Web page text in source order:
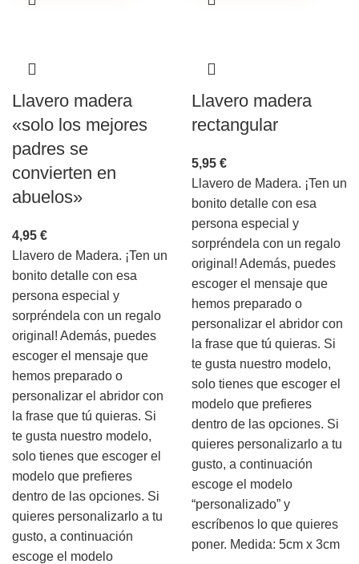
Llavero madera
«solo los mejores
padres se
convierten en
abuelos»
4,95 €
Llavero de Madera. ¡Ten un
bonito detalle con esa
persona especial y
sorpréndela con un regalo
original! Además, puedes
escoger el mensaje que
hemos preparado o
personalizar el abridor con
la frase que tú quieras. Si
te gusta nuestro modelo,
solo tienes que escoger el
modelo que prefieres
dentro de las opciones. Si
quieres personalizarlo a tu
gusto, a continuación
escoge el modelo
Llavero madera
rectangular
5,95 €
Llavero de Madera. ¡Ten un
bonito detalle con esa
persona especial y
sorpréndela con un regalo
original! Además, puedes
escoger el mensaje que
hemos preparado o
personalizar el abridor con
la frase que tú quieras. Si
te gusta nuestro modelo,
solo tienes que escoger el
modelo que prefieres
dentro de las opciones. Si
quieres personalizarlo a tu
gusto, a continuación
escoge el modelo
“personalizado” y
escríbenos lo que quieres
poner. Medida: 5cm x 3cm